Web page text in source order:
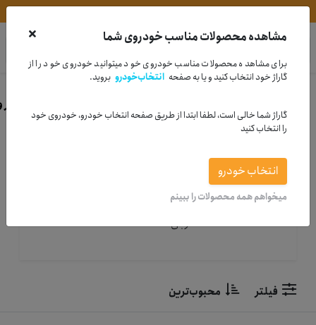
کمک
خارجی
فیلتر محبوب‌ترین
مشاهده محصولات مناسب خودروی شما
برای مشاهده محصولات مناسب خودروی خود میتوانید خودروی خود را از
گاراژ خود انتخاب کنید و یا به صفحه انتخاب‌خودرو بروید.
گاراژ شما خالی است، لطفا ابتدا از طریق صفحه انتخاب خودرو، خودروی خود
را انتخاب کنید
انتخاب خودرو
میخواهم همه محصولات را ببینم